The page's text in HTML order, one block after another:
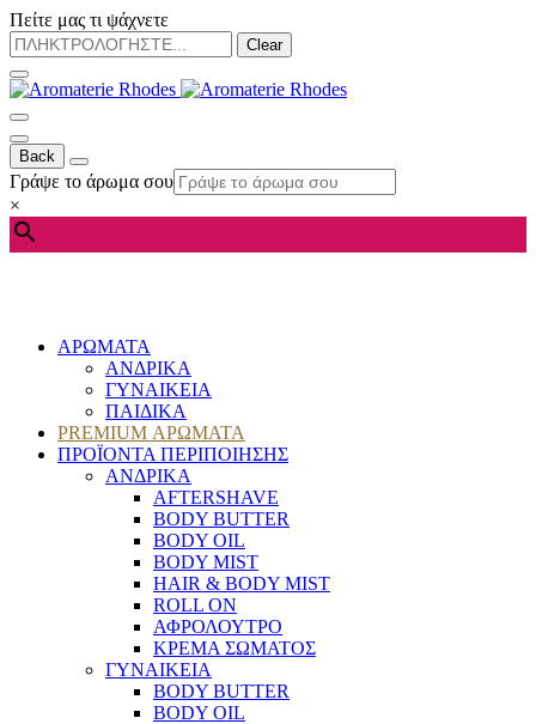
Πείτε μας τι ψάχνετε
Clear
Back
Γράψε το άρωμα σου
×
ΑΡΩΜΑΤΑ
ΑΝΔΡΙΚΑ
ΓΥΝΑΙΚΕΙΑ
ΠΑΙΔΙΚΑ
PREMIUM ΑΡΩΜΑΤΑ
ΠΡΟΪΟΝΤΑ ΠΕΡΙΠΟΙΗΣΗΣ
ΑΝΔΡΙΚΑ
AFTERSHAVE
BODY BUTTER
BODY OIL
BODY MIST
HAIR & BODY MIST
ROLL ON
ΑΦΡΟΛΟΥΤΡΟ
ΚΡΕΜΑ ΣΩΜΑΤΟΣ
ΓΥΝΑΙΚΕΙΑ
BODY BUTTER
BODY OIL